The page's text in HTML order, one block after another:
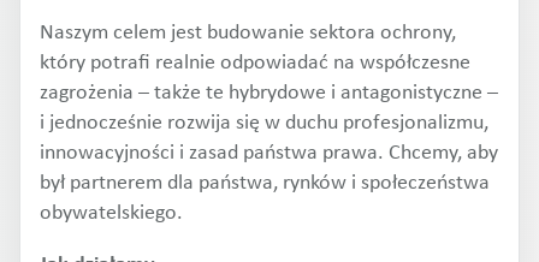
Naszym celem jest budowanie sektora ochrony,
który potrafi realnie odpowiadać na współczesne
zagrożenia – także te hybrydowe i antagonistyczne –
i jednocześnie rozwija się w duchu profesjonalizmu,
innowacyjności i zasad państwa prawa. Chcemy, aby
był partnerem dla państwa, rynków i społeczeństwa
obywatelskiego.